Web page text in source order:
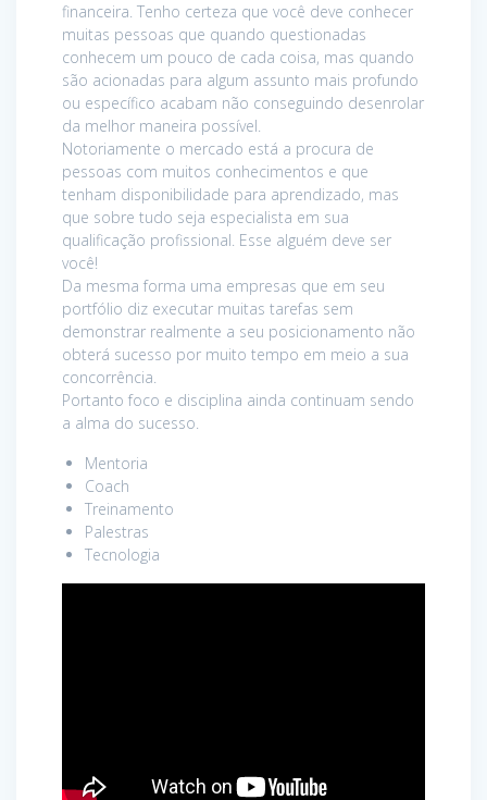
financeira. Tenho certeza que você deve conhecer
muitas pessoas que quando questionadas
conhecem um pouco de cada coisa, mas quando
são acionadas para algum assunto mais profundo
ou específico acabam não conseguindo desenrolar
da melhor maneira possível.
Notoriamente o mercado está a procura de
pessoas com muitos conhecimentos e que
tenham disponibilidade para aprendizado, mas
que sobre tudo seja especialista em sua
qualificação profissional. Esse alguém deve ser
você!
Da mesma forma uma empresas que em seu
portfólio diz executar muitas tarefas sem
demonstrar realmente a seu posicionamento não
obterá sucesso por muito tempo em meio a sua
concorrência.
Portanto foco e disciplina ainda continuam sendo
a alma do sucesso.
Mentoria
Coach
Treinamento
Palestras
Tecnologia